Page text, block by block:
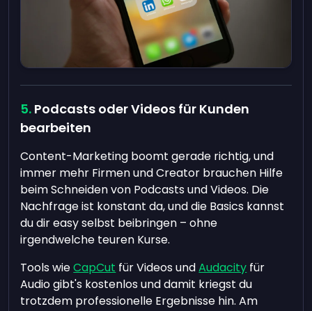
Podcasts oder Videos für Kunden
bearbeiten
Content-Marketing boomt gerade richtig, und
immer mehr Firmen und Creator brauchen Hilfe
beim Schneiden von Podcasts und Videos. Die
Nachfrage ist konstant da, und die Basics kannst
du dir easy selbst beibringen – ohne
irgendwelche teuren Kurse.
Tools wieCapCut für Videos undAudacity für
Audio gibt's kostenlos und damit kriegst du
trotzdem professionelle Ergebnisse hin. Am